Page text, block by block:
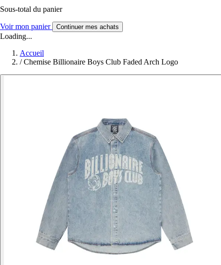
Sous-total du panier
Voir mon panier Continuer mes achats
Loading...
Accueil
/ Chemise Billionaire Boys Club Faded Arch Logo